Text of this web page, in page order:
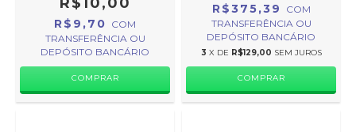
R$9,70 COM
TRANSFERÊNCIA OU
DEPÓSITO BANCÁRIO
R$375,39
COM
TRANSFERÊNCIA OU
DEPÓSITO BANCÁRIO
3 X DE R$129,00 SEM JUROS